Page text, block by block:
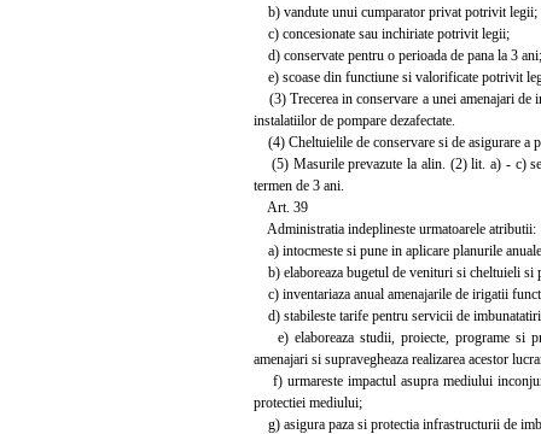
b) vandute unui cumparator privat potrivit legii;
c) concesionate sau inchiriate potrivit legii;
d) conservate pentru o perioada de pana la 3 ani;
e) scoase din functiune si valorificate potrivit
(3) Trecerea in conservare a unei amenajari de
instalatiilor de pompare dezafectate.
(4) Cheltuielile de conservare si de asigurare a
(5) Masurile prevazute la alin. (2) lit. a) - c) se
termen de 3 ani.
Art. 39
Administratia indeplineste urmatoarele atributii:
a) intocmeste si pune in aplicare planurile
b) elaboreaza bugetul de venituri si cheltuieli si
c) inventariaza anual amenajarile de irigatii
d) stabileste tarife pentru servicii de
e) elaboreaza studii, proiecte, programe si
amenajari si supravegheaza realizarea acestor
f) urmareste impactul asupra mediului
protectiei mediului;
g) asigura paza si protectia infrastructurii de